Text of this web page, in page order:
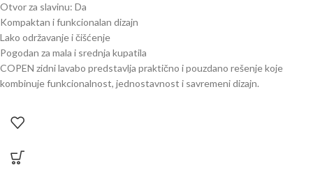
Otvor za slavinu: Da
Kompaktan i funkcionalan dizajn
Lako održavanje i čišćenje
Pogodan za mala i srednja kupatila
COPEN zidni lavabo predstavlja praktično i pouzdano rešenje koje
kombinuje funkcionalnost, jednostavnost i savremeni dizajn.